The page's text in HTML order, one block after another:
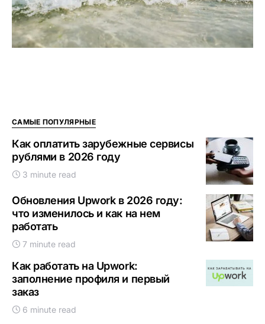
САМЫЕ ПОПУЛЯРНЫЕ
Как оплатить зарубежные сервисы
рублями в 2026 году
3 minute read
Обновления Upwork в 2026 году:
что изменилось и как на нем
работать
7 minute read
Как работать на Upwork:
заполнение профиля и первый
заказ
6 minute read